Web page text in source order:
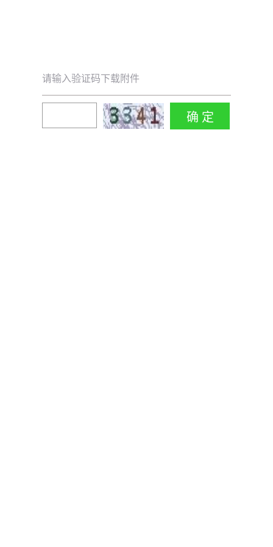
请输入验证码下载附件